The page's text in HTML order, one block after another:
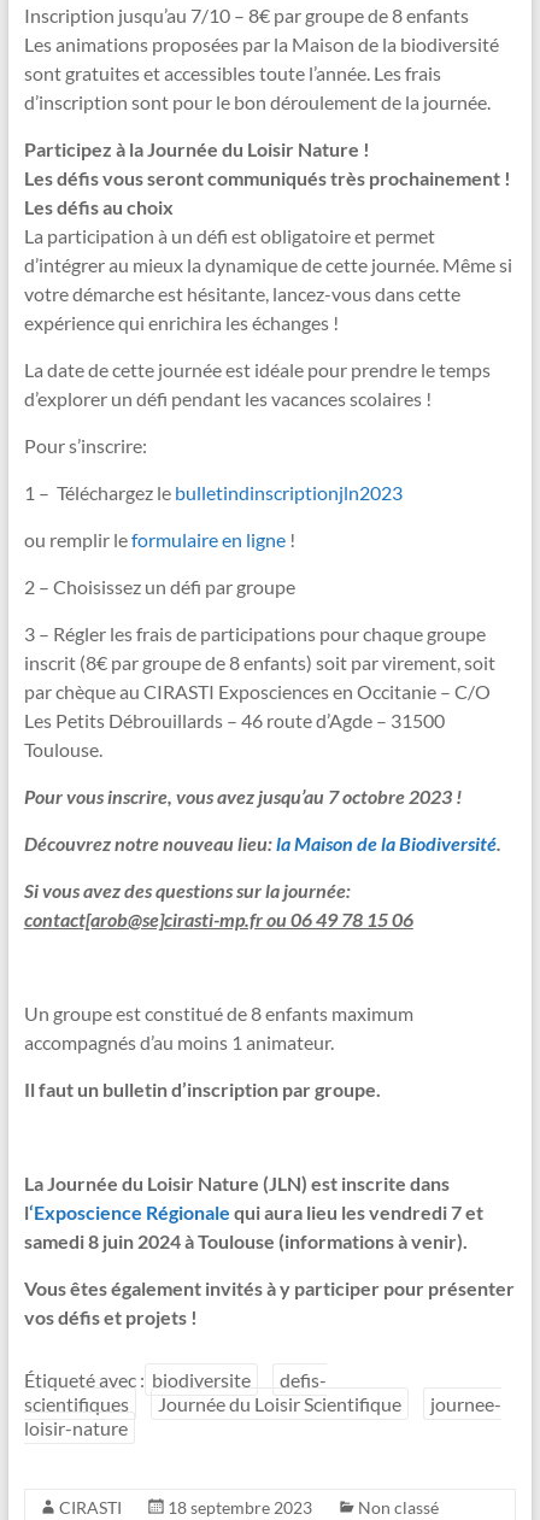
Inscription jusqu’au 7/10 – 8€ par groupe de 8 enfants
Les animations proposées par la Maison de la biodiversité
sont gratuites et accessibles toute l’année. Les frais
d’inscription sont pour le bon déroulement de la journée.
Participez à la Journée du Loisir Nature !
Les défis vous seront communiqués très prochainement !
Les défis au choix
La participation à un défi est obligatoire et permet
d’intégrer au mieux la dynamique de cette journée. Même si
votre démarche est hésitante, lancez-vous dans cette
expérience qui enrichira les échanges !
La date de cette journée est idéale pour prendre le temps
d’explorer un défi pendant les vacances scolaires !
Pour s’inscrire:
1 – Téléchargez le bulletindinscriptionjln2023
ou remplir leformulaire en ligne!
2 – Choisissez un défi par groupe
3 – Régler les frais de participations pour chaque groupe
inscrit (8€ par groupe de 8 enfants) soit par virement, soit
par chèque au CIRASTI Exposciences en Occitanie – C/O
Les Petits Débrouillards – 46 route d’Agde – 31500
Toulouse.
Pour vous inscrire, vous avez jusqu’au 7 octobre 2023 !
Découvrez notre nouveau lieu:la Maison de la Biodiversité.
Si vous avez des questions sur la journée:
contact[arob@se]cirasti-mp.fr ou 06 49 78 15 06
Un groupe est constitué de 8 enfants maximum
accompagnés d’au moins 1 animateur.
Il faut un bulletin d’inscription par groupe.
La Journée du Loisir Nature (JLN) est inscrite dans
l‘Exposcience Régionale qui aura lieu les vendredi 7 et
samedi 8 juin 2024 à Toulouse (informations à venir).
Vous êtes également invités à y participer pour présenter
vos défis et projets !
Étiqueté avec : biodiversite
defis-
scientifiques
Journée du Loisir Scientifique
journee-
loisir-nature
CIRASTI 18 septembre 2023 Non classé